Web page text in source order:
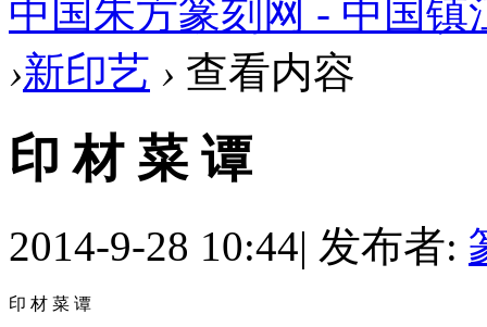
中国朱方篆刻网 - 中国
›新印艺 › 查看内容
印 材 菜 谭
2014-9-28 10:44| 发布者:
印 材 菜 谭